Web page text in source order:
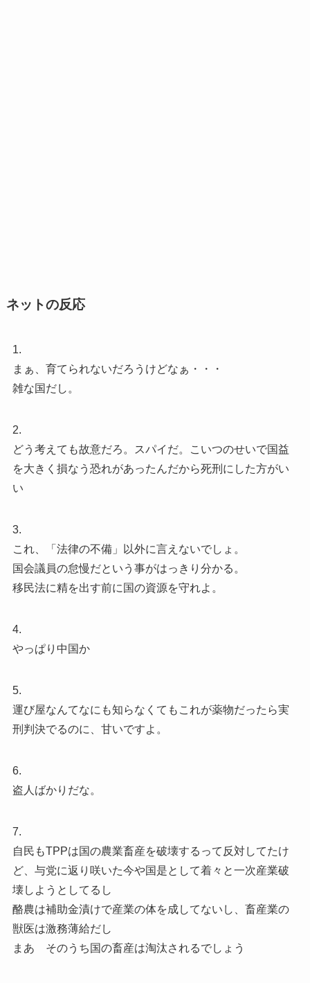
ネットの反応
1.
まぁ、育てられないだろうけどなぁ・・・
雑な国だし。
2.
どう考えても故意だろ。スパイだ。こいつのせいで国益
を大きく損なう恐れがあったんだから死刑にした方がい
い
3.
これ、「法律の不備」以外に言えないでしょ。
国会議員の怠慢だという事がはっきり分かる。
移民法に精を出す前に国の資源を守れよ。
4.
やっぱり中国か
5.
運び屋なんてなにも知らなくてもこれが薬物だったら実
刑判決でるのに、甘いですよ。
6.
盗人ばかりだな。
7.
自民もTPPは国の農業畜産を破壊するって反対してたけ
ど、与党に返り咲いた今や国是として着々と一次産業破
壊しようとしてるし
酪農は補助金漬けで産業の体を成してないし、畜産業の
獣医は激務薄給だし
まあ そのうち国の畜産は淘汰されるでしょう